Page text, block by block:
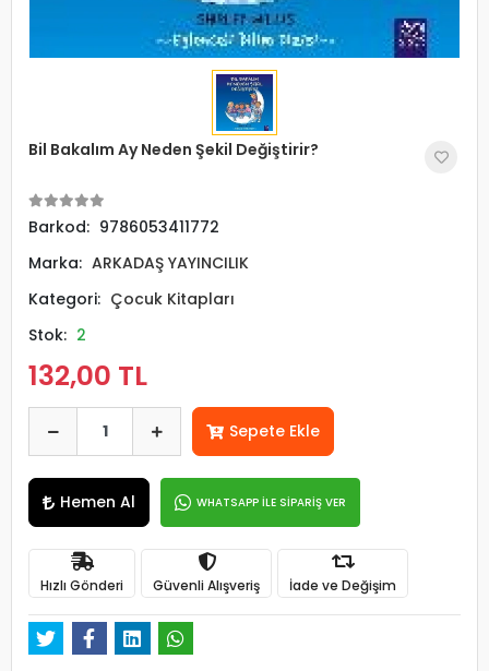
Bil Bakalım Ay Neden Şekil Değiştirir?
Barkod: 9786053411772
Marka: ARKADAŞ YAYINCILIK
Kategori: Çocuk Kitapları
Stok: 2
132,00 TL
Sepete Ekle
Hemen Al WHATSAPP İLE SİPARİŞ VER
Hızlı Gönderi Güvenli Alışveriş İade ve Değişim